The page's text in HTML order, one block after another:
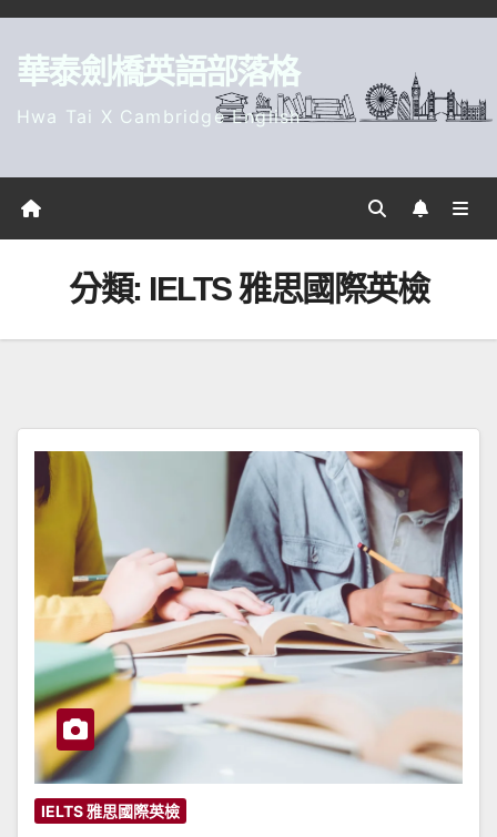
Skip
content
華泰劍橋英語部落格
Hwa Tai X Cambridge English
分類: IELTS 雅思國際英檢
IELTS 雅思國際英檢